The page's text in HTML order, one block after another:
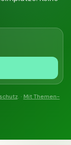
. · Mit Themen-